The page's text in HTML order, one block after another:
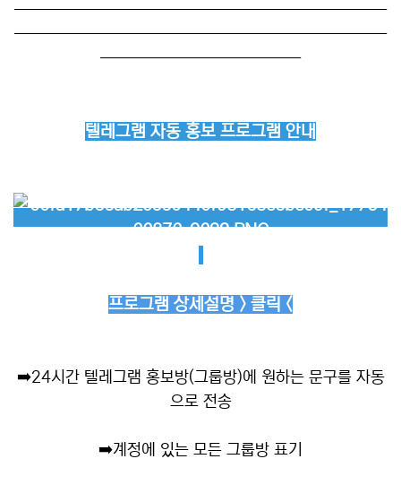
──────────────────────────
──────────────────────────
──────────────
텔레그램 자동 홍보 프로그램 안내
프로그램 상세설명 > 클릭 <
➡️24시간 텔레그램 홍보방(그룹방)에 원하는 문구를 자동
으로 전송
➡️계정에 있는 모든 그룹방 표기